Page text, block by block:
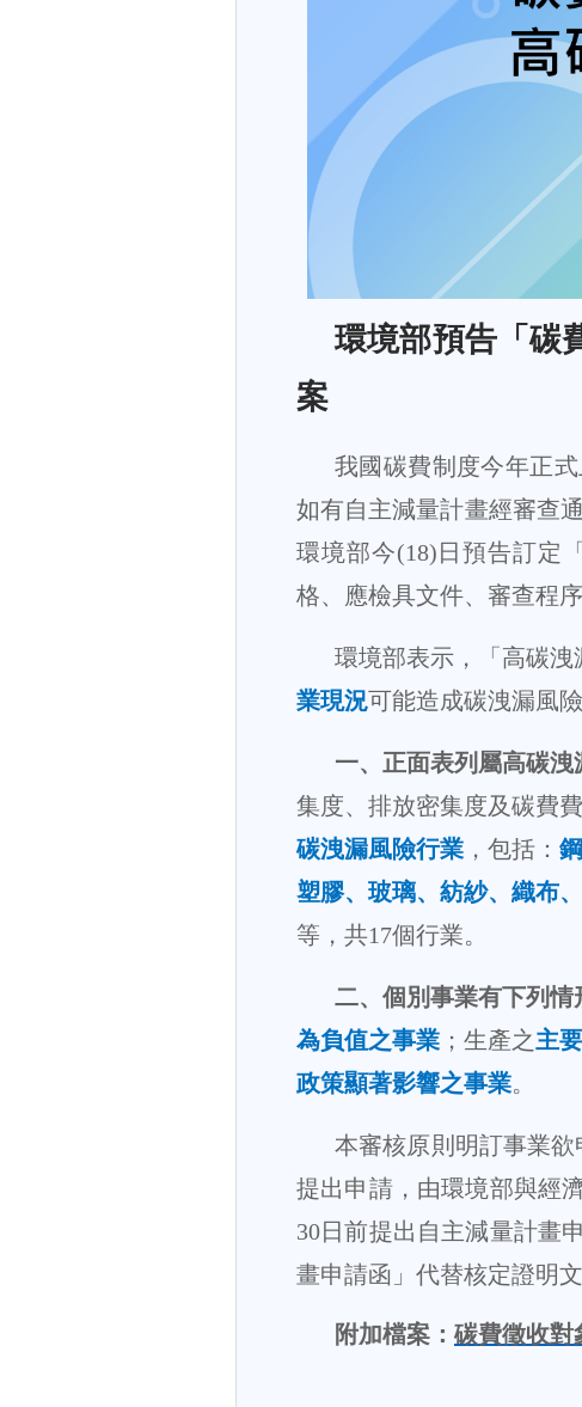
環境部預告「碳
案
我國碳費制度今年正
如有自主減量計畫經審查
環境部今(18)日預告訂定
格、應檢具文件、審查程
環境部表示，「高碳
業現況可能造成碳洩漏風
一、正面表列屬高碳洩
集度、排放密集度及碳費
碳洩漏風險行業 ，包括：
塑膠、玻璃、紡紗、織布
等，共17個行業。
二、個別事業有下列情
為負值之事業 ；生產之主
政策顯著影響之事業。
本審核原則明訂事業
提出申請，由環境部與經
30日前提出自主減量計畫
畫申請函」代替核定證明
附加檔案： 碳費徵收對